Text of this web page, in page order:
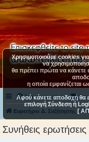
Συχνές ερωτήσεις
Ευρετήριο Δ. Συζήτησης
Συνήθεις ερωτήσεις
Χρησιμοποιούμε cookies
να
θα πρέπει πρώτα να κάνετε
η οποία εμφανίζεται
Αφού κάνετε αποδοχή θα
επιλογή Σύνδεση ή
[